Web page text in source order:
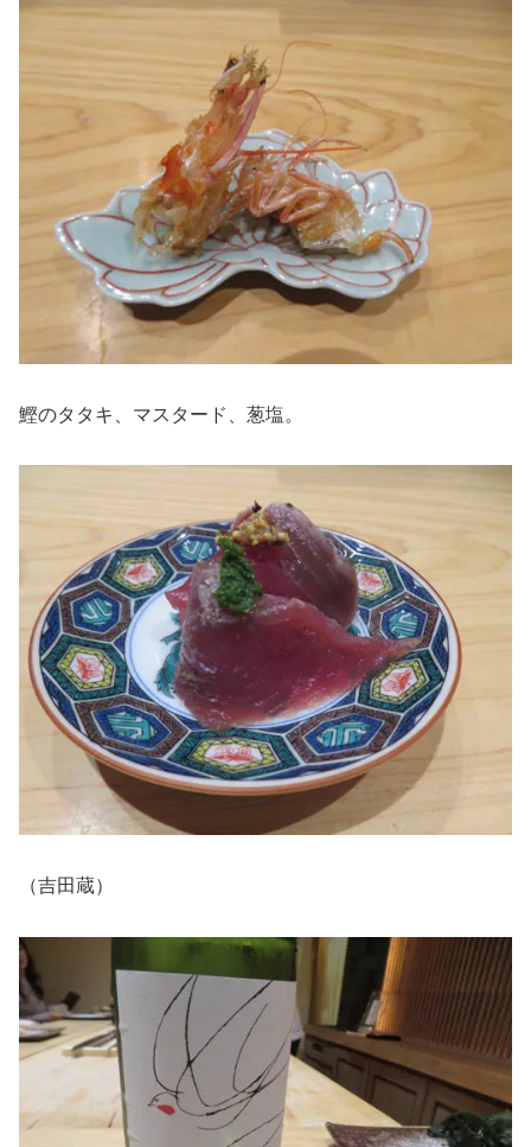
鰹のタタキ、マスタード、葱塩。
（吉田蔵）